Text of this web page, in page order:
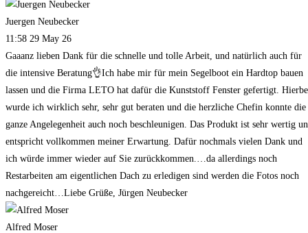
Juergen Neubecker
11:58 29 May 26
Gaaanz lieben Dank für die schnelle und tolle Arbeit, und natürlich auch für
die intensive Beratung👌Ich habe mir für mein Segelboot ein Hardtop bauen
lassen und die Firma LETO hat dafür die Kunststoff Fenster gefertigt.
wurde ich wirklich sehr, sehr gut beraten und die herzliche Chefin konnte die
ganze Angelegenheit auch noch beschleunigen. Das Produkt ist sehr wertig
entspricht vollkommen meiner Erwartung. Dafür nochmals vielen Dank und
ich würde immer wieder auf Sie zurückkommen.…da allerdings noch
Restarbeiten am eigentlichen Dach zu erledigen sind werden die Fotos noch
nachgereicht…Liebe Grüße, Jürgen Neubecker
Alfred Moser